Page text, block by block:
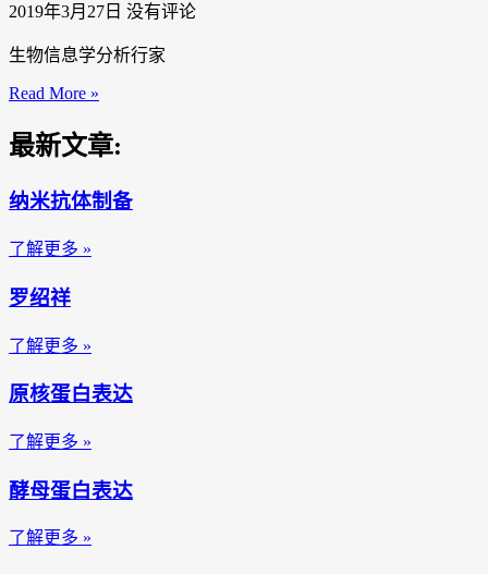
2019年3月27日 没有评论
生物信息学分析行家
Read More »
最新文章:
纳米抗体制备
了解更多 »
罗绍祥
了解更多 »
原核蛋白表达
了解更多 »
酵母蛋白表达
了解更多 »